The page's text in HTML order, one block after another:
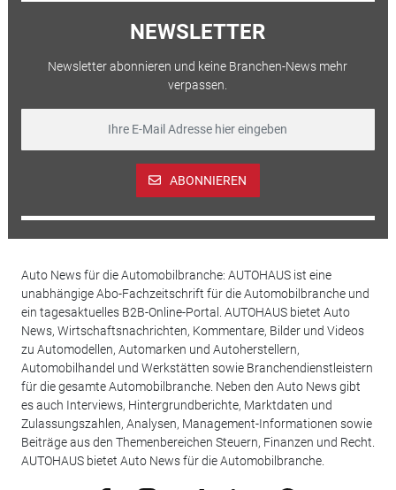
NEWSLETTER
Newsletter abonnieren und keine Branchen-News mehr
verpassen.
ABONNIEREN
Auto News für die Automobilbranche: AUTOHAUS ist eine
unabhängige Abo-Fachzeitschrift für die Automobilbranche und
ein tagesaktuelles B2B-Online-Portal. AUTOHAUS bietet Auto
News, Wirtschaftsnachrichten, Kommentare, Bilder und Videos
zu Automodellen, Automarken und Autoherstellern,
Automobilhandel und Werkstätten sowie Branchendienstleistern
für die gesamte Automobilbranche. Neben den Auto News gibt
es auch Interviews, Hintergrundberichte, Marktdaten und
Zulassungszahlen, Analysen, Management-Informationen sowie
Beiträge aus den Themenbereichen Steuern, Finanzen und Recht.
AUTOHAUS bietet Auto News für die Automobilbranche.